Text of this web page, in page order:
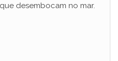
desembocam no mar.